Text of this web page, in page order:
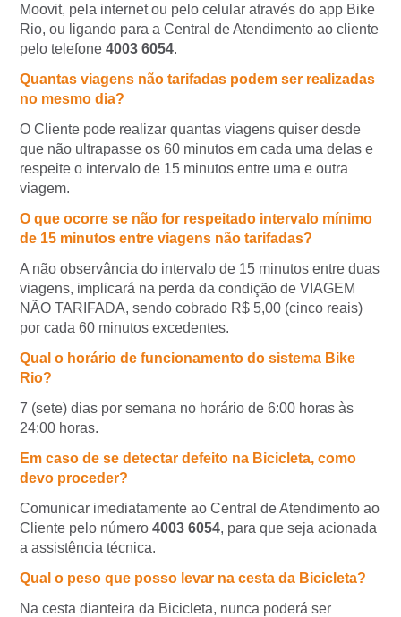
Moovit, pela internet ou pelo celular através do app Bike
Rio, ou ligando para a Central de Atendimento ao cliente
pelo telefone 4003 6054.
Quantas viagens não tarifadas podem ser realizadas
no mesmo dia?
O Cliente pode realizar quantas viagens quiser desde
que não ultrapasse os 60 minutos em cada uma delas e
respeite o intervalo de 15 minutos entre uma e outra
viagem.
O que ocorre se não for respeitado intervalo mínimo
de 15 minutos entre viagens não tarifadas?
A não observância do intervalo de 15 minutos entre duas
viagens, implicará na perda da condição de VIAGEM
NÃO TARIFADA, sendo cobrado R$ 5,00 (cinco reais)
por cada 60 minutos excedentes.
Qual o horário de funcionamento do sistema Bike
Rio?
7 (sete) dias por semana no horário de 6:00 horas às
24:00 horas.
Em caso de se detectar defeito na Bicicleta, como
devo proceder?
Comunicar imediatamente ao Central de Atendimento ao
Cliente pelo número 4003 6054, para que seja acionada
a assistência técnica.
Qual o peso que posso levar na cesta da Bicicleta?
Na cesta dianteira da Bicicleta, nunca poderá ser